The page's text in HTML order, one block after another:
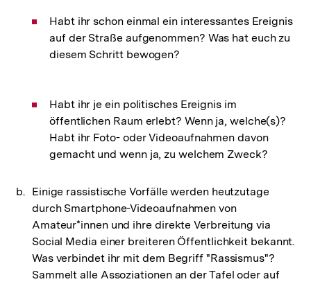
Habt ihr schon einmal ein interessantes Ereignis
auf der Straße aufgenommen? Was hat euch zu
diesem Schritt bewogen?
Habt ihr je ein politisches Ereignis im
öffentlichen Raum erlebt? Wenn ja, welche(s)?
Habt ihr Foto- oder Videoaufnahmen davon
gemacht und wenn ja, zu welchem Zweck?
Einige rassistische Vorfälle werden heutzutage
durch Smartphone-Videoaufnahmen von
Amateur*innen und ihre direkte Verbreitung via
Social Media einer breiteren Öffentlichkeit bekannt.
Was verbindet ihr mit dem Begriff "Rassismus"?
Sammelt alle Assoziationen an der Tafel oder auf